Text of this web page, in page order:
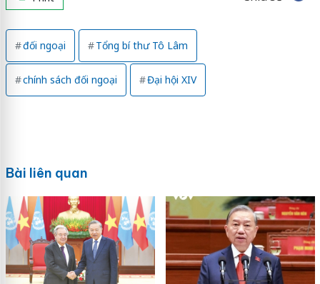
đối ngoại Tổng bí thư Tô Lâm
chính sách đối ngoại Đại hội XIV
Bài liên quan